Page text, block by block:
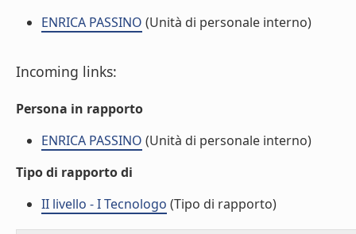
ENRICA PASSINO (Unità di personale interno)
Incoming links:
Persona in rapporto
ENRICA PASSINO (Unità di personale interno)
Tipo di rapporto di
II livello - I Tecnologo (Tipo di rapporto)